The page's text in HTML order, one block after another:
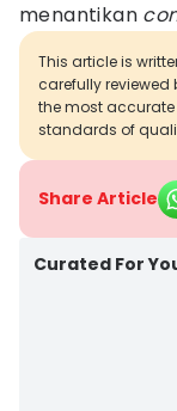
menantikan
This article is
carefully reviewed
the most
standards of
Share Article
Curated For